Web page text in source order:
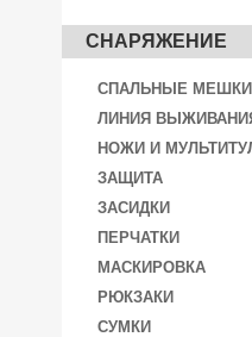
СНАРЯЖЕНИЕ
СПАЛЬНЫЕ МЕШКИ
ЛИНИЯ
НОЖИ И
ЗАЩИТА
ЗАСИДКИ
ПЕРЧАТКИ
МАСКИРОВКА
РЮКЗАКИ
СУМКИ